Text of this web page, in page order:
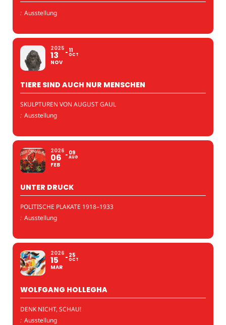
: Ausstellung
2025
13
NOV
11
OCT
TIERE SIND AUCH NUR MENSCHEN
SKULPTUREN VON AUGUST GAUL
: Ausstellung
2026
06
FEB
09
AUG
UNTER DRUCK
POLITISCHE PLAKATE 1918–1933
: Ausstellung
2026
15
MAR
25
OCT
WOLFGANG HOLLEGHA
DENK NICHT, SCHAU!
: Ausstellung